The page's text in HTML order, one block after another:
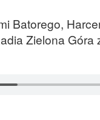
Batorego,
Zielona